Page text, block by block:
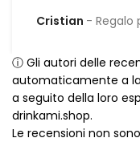
Cristian
Regalo
ⓘ Gli autori delle
automaticamente a
a seguito della loro
drinkami.shop.
Le recensioni non